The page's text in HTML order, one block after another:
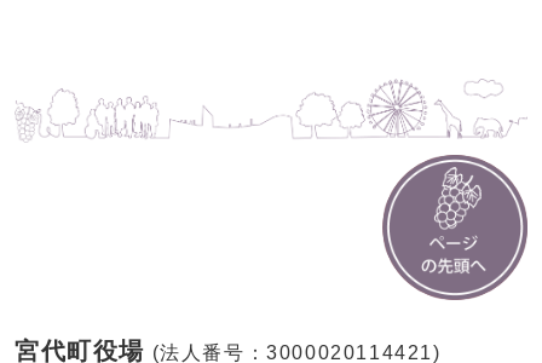
宮代町役場 (法人番号：3000020114421)